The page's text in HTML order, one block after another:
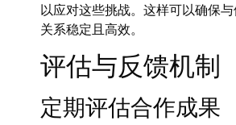
以应对这些挑战。这样可以确保
关系稳定且高效。
评估与反馈机制
定期评估合作成果